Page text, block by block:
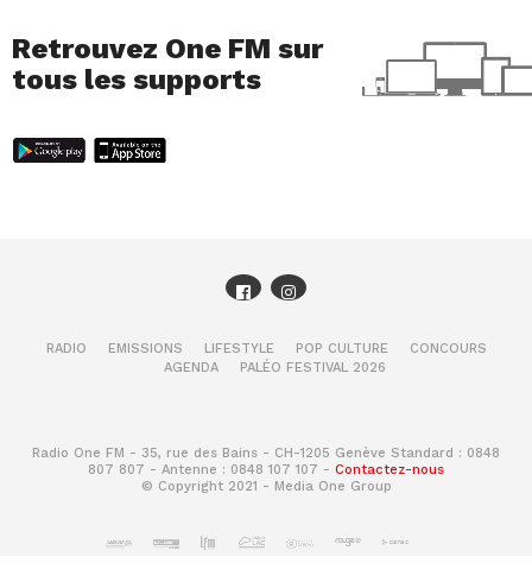
Retrouvez One FM sur
tous les supports
RADIO EMISSIONS LIFESTYLE POP CULTURE
CONCOURS
AGENDA
PALÉO FESTIVAL 2026
Radio One FM - 35, rue des Bains - CH-1205 Genève Standard : 0848
807 807 - Antenne : 0848 107 107 - Contactez-nous
© Copyright 2021 - Media One Group